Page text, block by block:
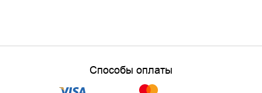
Способы оплаты